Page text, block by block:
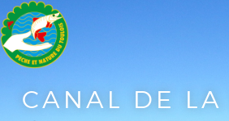
CANAL DE LA